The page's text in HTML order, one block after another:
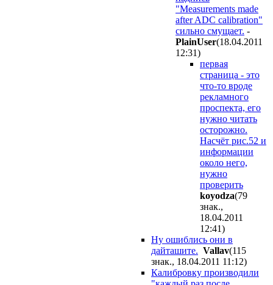
"Measurements made
after ADC calibration"
сильно смущает. -
PlainUser(18.04.2011
12:31)
первая
страница - это
что-то вроде
рекламного
проспекта, его
нужно читать
осторожно.
Насчёт рис.52 и
информации
около него,
нужно
проверить
koyodza(79
знак.,
18.04.2011
12:41)
Ну ошиблись они в
дайташите. Vallav(115
знак., 18.04.2011 11:12)
Калибровку производили